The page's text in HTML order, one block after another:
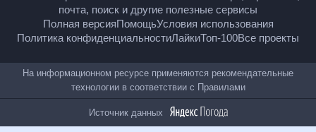
© Рамблер — главные новости России и мира,
Полная версияПомощьУсловия использования
Политика конфиденциальностиЛайкиТоп-100
Все проекты
18+